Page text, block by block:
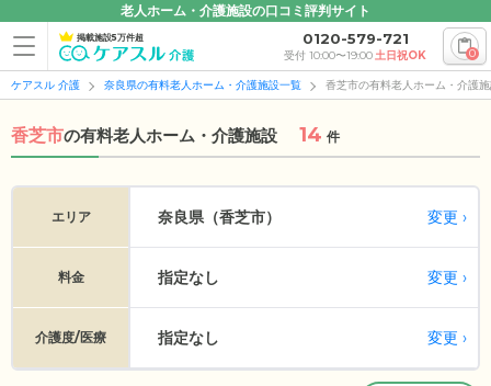
老人ホーム・介護施設の口コミ評判サイト
掲載施設5万件超 0120-579-721
受付 10:00〜19:00土日祝OK 0
ケアスル 介護 奈良県の有料老人ホーム・介護施設一覧 香芝市の有料老人ホーム・介護
香芝市の有料老人ホーム・介護施設 14 件
エリア 奈良県（香芝市） 変更
料金 指定なし 変更
介護度/医療 指定なし 変更